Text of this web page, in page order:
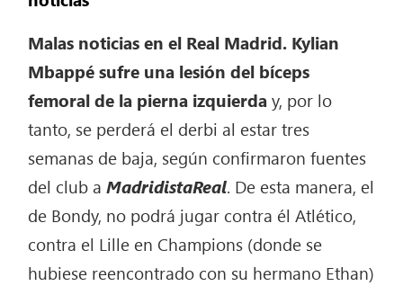
Malas noticias en el Real Madrid. Kylian
Mbappé sufre una lesión del bíceps
femoral de la pierna izquierday, por lo
tanto, se perderá el derbi al estar tres
semanas de baja, según confirmaron fuentes
del club aMadridistaReal. De esta manera, el
de Bondy, no podrá jugar contra él Atlético,
contra el Lille en Champions (donde se
hubiese reencontrado con su hermano Ethan)